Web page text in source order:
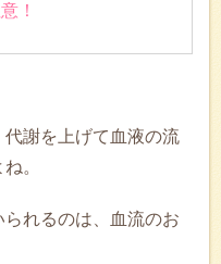
！
謝を上げて血液の流
。
れるのは、血流のお